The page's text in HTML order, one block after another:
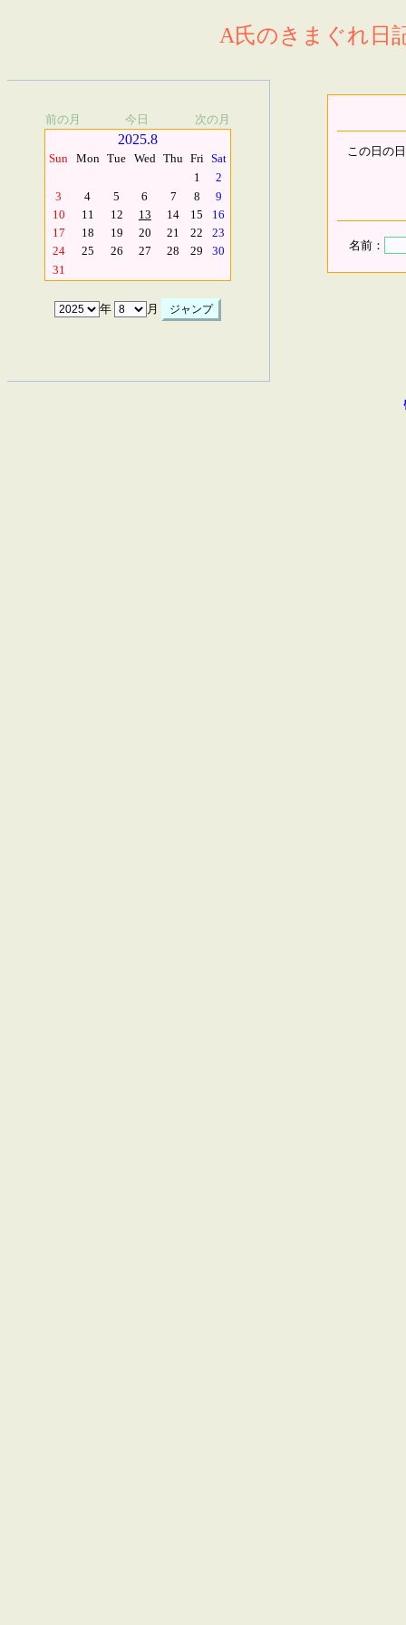
A氏のきまぐれ日
前の月 今日 次の月
2025.8
Sun Mon Tue Wed Thu Fri Sat
1
2
3
4 5 6 7 8
9
10
11 12 13 14 15
16
17
18 19 20 21 22
23
24
25 26 27 28 29
30
31
年 月
この日の
名前：